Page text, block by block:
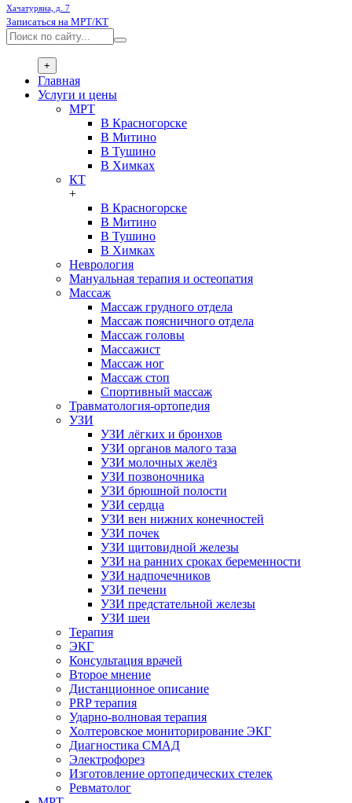
Хачатуряна, д. 7
Записаться на МРТ/KT
+
Главная
Услуги и цены
МРТ
В Красногорске
В Митино
В Тушино
В Химках
КТ
+
В Красногорске
В Митино
В Тушино
В Химках
Неврология
Мануальная терапия и остеопатия
Массаж
Массаж грудного отдела
Массаж поясничного отдела
Массаж головы
Массажист
Массаж ног
Массаж стоп
Спортивный массаж
Травматология-ортопедия
УЗИ
УЗИ лёгких и бронхов
УЗИ органов малого таза
УЗИ молочных желёз
УЗИ позвоночника
УЗИ брюшной полости
УЗИ сердца
УЗИ вен нижних конечностей
УЗИ почек
УЗИ щитовидной железы
УЗИ на ранних сроках беременности
УЗИ надпочечников
УЗИ печени
УЗИ предстательной железы
УЗИ шеи
Терапия
ЭКГ
Консультация врачей
Второе мнение
Дистанционное описание
PRP терапия
Ударно-волновая терапия
Холтеровское мониторирование ЭКГ
Диагностика СМАД
Электрофорез
Изготовление ортопедических стелек
Ревматолог